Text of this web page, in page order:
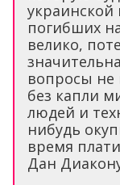
украинской
погибших
велико,
вопросы не
без капли
людей и
нибудь
время
Дан